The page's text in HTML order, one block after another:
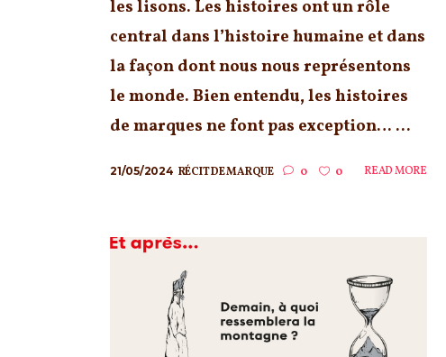
les lisons. Les histoires ont un rôle
central dans l’histoire humaine et dans
la façon dont nous nous représentons
le monde. Bien entendu, les histoires
de marques ne font pas exception… ...
21/05/2024 RÉCIT DE MARQUE 0 0 READ MORE